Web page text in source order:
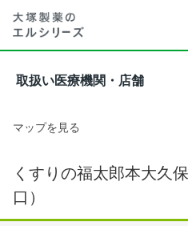
取扱い医療機関・店舗
マップを見る
くすりの福太郎本大久
口）